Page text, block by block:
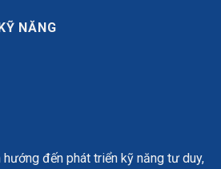
NĂNG
hướng đến phát triển kỹ năng tư duy,